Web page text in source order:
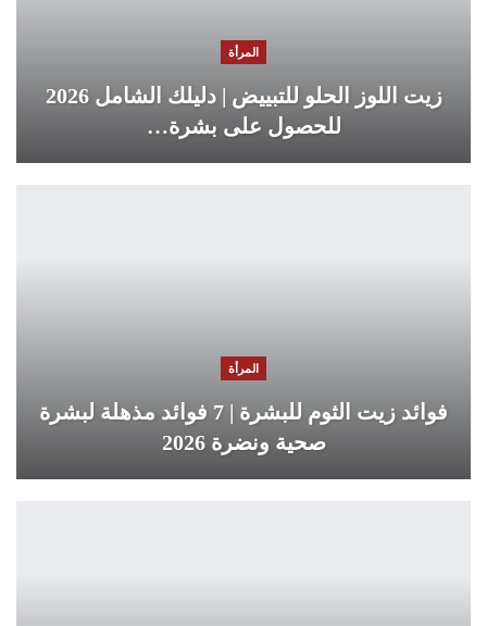
المرأة
زيت اللوز الحلو للتبييض | دليلك الشامل 2026
للحصول على بشرة…
المرأة
فوائد زيت الثوم للبشرة | 7 فوائد مذهلة لبشرة
صحية ونضرة 2026